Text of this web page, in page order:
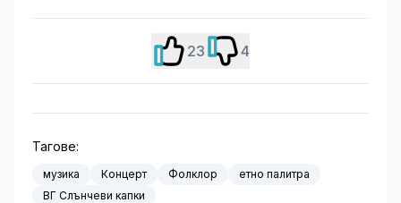
23 4
Тагове:
музика Концерт Фолклор
етно палитра
ВГ Слънчеви капки